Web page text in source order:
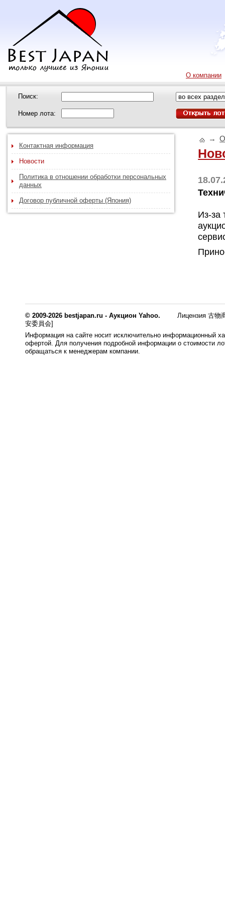
О компании
Поиск:
Номер лота:
Контактная информация
Новости
Политика в отношении обработки персональных
данных
Договор публичной оферты (Япония)
→
Из-за
© 2009-2026 bestjapan.ru - Аукцион Yahoo.
Лицензия 古物
安委員会]
Информация на сайте носит исключительно информационный
офертой. Для получения подробной информации о стоимости
обращаться к менеджерам компании.